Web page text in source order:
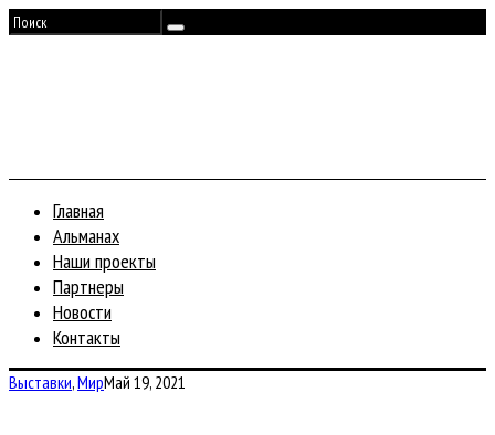
Главная
Альманах
Наши проекты
Партнеры
Новости
Контакты
Выставки,МирМай 19, 2021